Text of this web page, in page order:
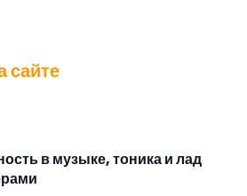
сайте
в музыке, тоника и лад